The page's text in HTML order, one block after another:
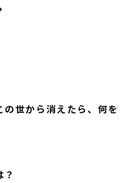
世から消えたら、何を